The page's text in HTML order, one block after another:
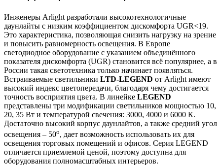
Инженеры Arlight разработали высокотехнологичные
даунлайты с низким коэффициентом дискомфорта UGR<19.
Это характеристика, позволяющая снизить нагрузку на зрение
и повысить равномерность освещения. В Европе
светодиодное оборудование с указанием объединённого
показателя дискомфорта (UGR) становится всё популярнее, а в
России такая светотехника только начинает появляться.
Встраиваемые светильники LTD-LEGEND от Arlight имеют
высокий индекс цветопередачи, благодаря чему достигается
точность восприятия цвета. В линейке LEGEND
представлены три модификации светильников мощностью 10,
20, 35 Вт и температурой свечения: 3000, 4000 и 6000 К.
Достаточно высокий корпус даунлайтов, а также средний угол
освещения – 50o, дает возможность использовать их для
освещения торговых помещений и офисов. Серия LEGEND
отличается приемлемой ценой, поэтому доступна для
оборудования полномасштабных интерьеров.